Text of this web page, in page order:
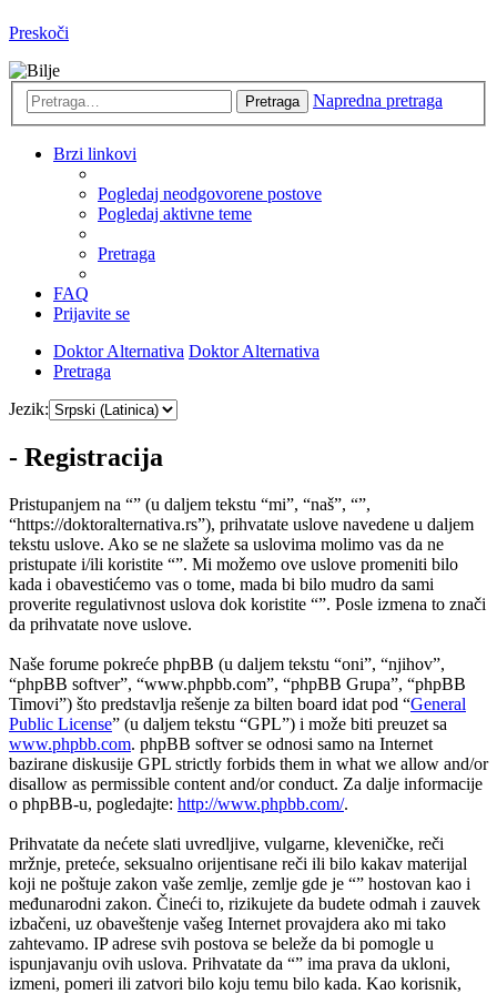
Preskoči
Pretraga Napredna pretraga
Brzi linkovi
Pogledaj neodgovorene postove
Pogledaj aktivne teme
Pretraga
FAQ
Prijavite se
Doktor Alternativa Doktor Alternativa
Pretraga
Jezik:
- Registracija
Pristupanjem na “” (u daljem tekstu “mi”, “naš”, “”,
“https://doktoralternativa.rs”), prihvatate uslove navedene u daljem
tekstu uslove. Ako se ne slažete sa uslovima molimo vas da ne
pristupate i/ili koristite “”. Mi možemo ove uslove promeniti bilo
kada i obavestićemo vas o tome, mada bi bilo mudro da sami
proverite regulativnost uslova dok koristite “”. Posle izmena to znači
da prihvatate nove uslove.
Naše forume pokreće phpBB (u daljem tekstu “oni”, “njihov”,
“phpBB softver”, “www.phpbb.com”, “phpBB Grupa”, “phpBB
Timovi”) što predstavlja rešenje za bilten board idat pod “General
Public License” (u daljem tekstu “GPL”) i može biti preuzet sa
www.phpbb.com. phpBB softver se odnosi samo na Internet
bazirane diskusije GPL strictly forbids them in what we allow and/or
disallow as permissible content and/or conduct. Za dalje informacije
o phpBB-u, pogledajte: http://www.phpbb.com/.
Prihvatate da nećete slati uvredljive, vulgarne, kleveničke, reči
mržnje, preteće, seksualno orijentisane reči ili bilo kakav materijal
koji ne poštuje zakon vaše zemlje, zemlje gde je “” hostovan kao i
međunarodni zakon. Čineći to, rizikujete da budete odmah i zauvek
izbačeni, uz obaveštenje vašeg Internet provajdera ako mi tako
zahtevamo. IP adrese svih postova se beleže da bi pomogle u
ispunjavanju ovih uslova. Prihvatate da “” ima prava da ukloni,
izmeni, pomeri ili zatvori bilo koju temu bilo kada. Kao korisnik,